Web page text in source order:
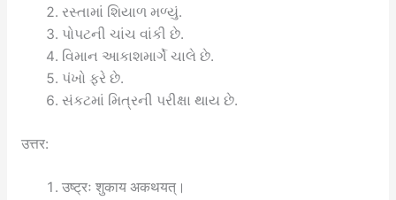
રસ્તામાં શિયાળ મળ્યું.
પોપટની ચાંચ વાંકી છે.
વિમાન આકાશમાર્ગે ચાલે છે.
પંખો ફરે છે.
સંકટમાં મિત્રની પરીક્ષા થાય છે.
उत्तर:
उष्ट्रः शुकाय अकथयत्।